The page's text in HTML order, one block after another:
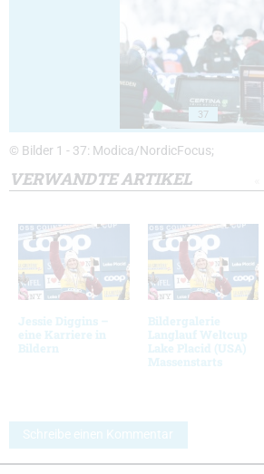
37
© Bilder 1 - 37: Modica/NordicFocus;
VERWANDTE ARTIKEL
Jessie Diggins –
eine Karriere in
Bildern
Bildergalerie
Langlauf Weltcup
Lake Placid (USA)
Massenstarts
Schreibe einen Kommentar